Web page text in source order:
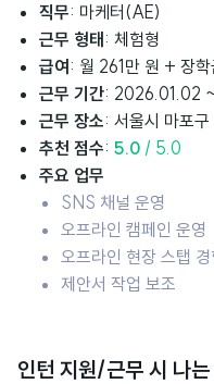
직무: 마케터(AE)
근무 형태 : 체험형
급여 : 월 261만 원 + 장
근무 기간: 2026.01.02
근무 장소: 서울시 마포
추천 점수: 5.0 / 5.0
주요 업무
SNS 채널 운영
오프라인 캠페인 운영
오프라인 현장 스탭 경
제안서 작업 보조
인턴 지원/근무 시 나